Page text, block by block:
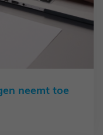
neemt toe